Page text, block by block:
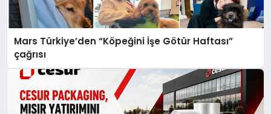
Mars Türkiye’den “Köpeğini İşe Götür Haftası”
çağrısı